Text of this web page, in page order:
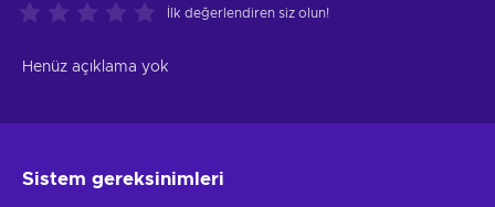
İlk değerlendiren siz olun!
Henüz açıklama yok
Sistem gereksinimleri